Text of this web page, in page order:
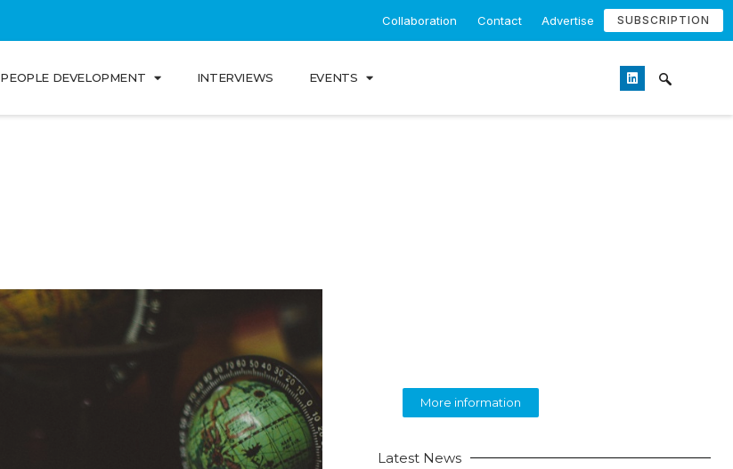
Collaboration Contact Advertise SUBSCRIPTION
PEOPLE DEVELOPMENT INTERVIEWS EVENTS
More information
Latest News